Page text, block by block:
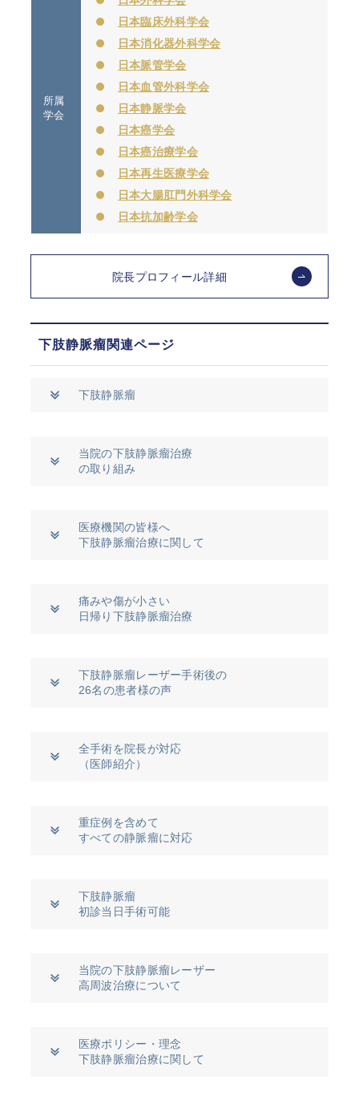
所属
学会
日本臨床外科学会
日本消化器外科学会
日本脈管学会
日本血管外科学会
日本静脈学会
日本癌学会
日本癌治療学会
日本再生医療学会
日本大腸肛門外科学会
日本抗加齢学会
院長プロフィール詳細
下肢静脈瘤関連ページ
下肢静脈瘤
当院の下肢静脈瘤治療
の取り組み
医療機関の皆様へ
下肢静脈瘤治療に関して
痛みや傷が小さい
日帰り下肢静脈瘤治療
下肢静脈瘤レーザー手術後の
26名の患者様の声
全手術を院長が対応
（医師紹介）
重症例を含めて
すべての静脈瘤に対応
下肢静脈瘤
初診当日手術可能
当院の下肢静脈瘤レーザー
高周波治療について
医療ポリシー・理念
下肢静脈瘤治療に関して